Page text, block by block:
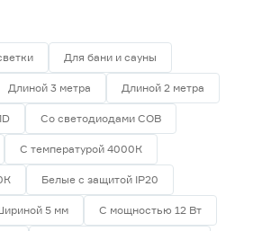
Для бани и сауны
Длиной 3 метра Длиной 2 метра
Со светодиодами СОВ
С температурой 4000К
Белые с защитой IP20
5 мм С мощностью 12 Вт